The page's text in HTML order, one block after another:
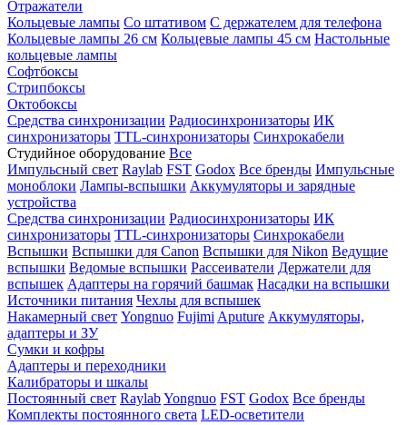
Отражатели
Кольцевые лампы Со штативом С держателем для телефона
Кольцевые лампы 26 см Кольцевые лампы 45 см Настольные
кольцевые лампы
Софтбоксы
Стрипбоксы
Октобоксы
Средства синхронизации Радиосинхронизаторы ИК
синхронизаторы TTL-синхронизаторы Синхрокабели
Студийное оборудование Все
Импульсный свет Raylab FST Godox Все бренды Импульсные
моноблоки Лампы-вспышки Аккумуляторы и зарядные
устройства
Средства синхронизации Радиосинхронизаторы ИК
синхронизаторы TTL-синхронизаторы Синхрокабели
Вспышки Вспышки для Canon Вспышки для Nikon Ведущие
вспышки Ведомые вспышки Рассеиватели Держатели для
вспышек Адаптеры на горячий башмак Насадки на вспышки
Источники питания Чехлы для вспышек
Накамерный свет Yongnuo Fujimi Aputure Аккумуляторы,
адаптеры и ЗУ
Сумки и кофры
Адаптеры и переходники
Калибраторы и шкалы
Постоянный свет RaylabYongnuo FST Godox Все бренды
Комплекты постоянного света LED-осветители